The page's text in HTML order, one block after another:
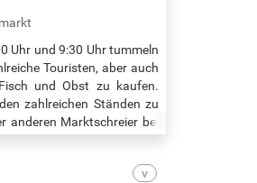
Uhr und 9:30 Uhr tummeln
Touristen, aber auch
und Obst zu kaufen.
zahlreichen Ständen zu
anderen Marktschreier bei
5:00 Uhr bis 9:30 Uhr